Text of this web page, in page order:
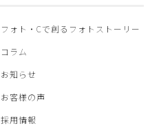
フォト・Cで創るフォトストーリー
コラム
お知らせ
お客様の声
採用情報